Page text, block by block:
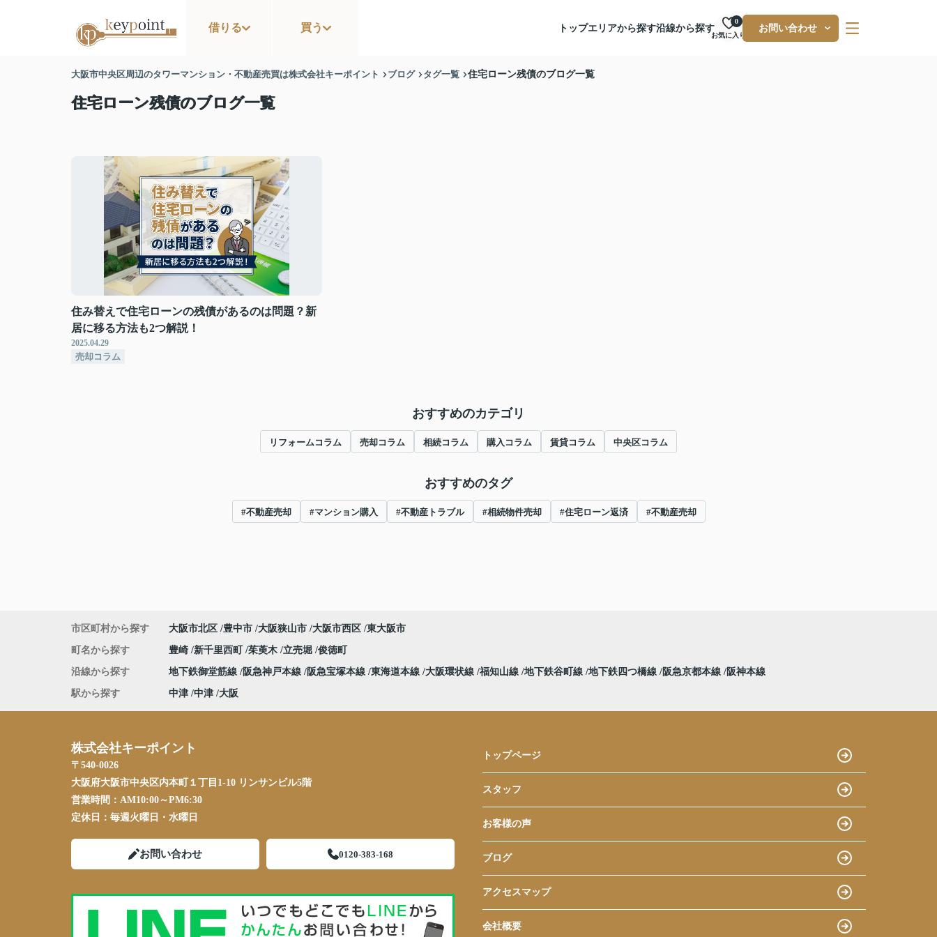
借りる 買う トップエリアから探す沿線から探す
お気に入り
0
お問い合わせ
大阪市中央区周辺のタワーマンション・不動産売買は株式会社キーポイント ブログ タグ一覧 住宅ローン残債のブログ一覧
住宅ローン残債のブログ一覧
住み替えで住宅ローンの残債があるのは問題？新
居に移る方法も2つ解説！
2025.04.29
売却コラム
おすすめのカテゴリ
リフォームコラム 売却コラム 相続コラム 購入コラム 賃貸コラム 中央区コラム
おすすめのタグ
#不動産売却 #マンション購入 #不動産トラブル #相続物件売却 #住宅ローン返済 #不動産売却
市区町村から探す 大阪市北区 豊中市 大阪狭山市 大阪市西区 東大阪市
町名から探す 豊崎 新千里西町 茱萸木 立売堀 俊徳町
沿線から探す 地下鉄御堂筋線 阪急神戸本線 阪急宝塚本線 東海道本線 大阪環状線 福知山線 地下鉄谷町線 地下鉄四つ橋線 阪急京都本線 阪神本線
駅から探す 中津 中津 大阪
株式会社キーポイント
〒540-0026
大阪府大阪市中央区内本町１丁目1-10 リンサンビル5階
営業時間： AM10:00～PM6:30
定休日： 毎週火曜日・水曜日
お問い合わせ 0120-383-168
トップページ
スタッフ
お客様の声
ブログ
アクセスマップ
会社概要